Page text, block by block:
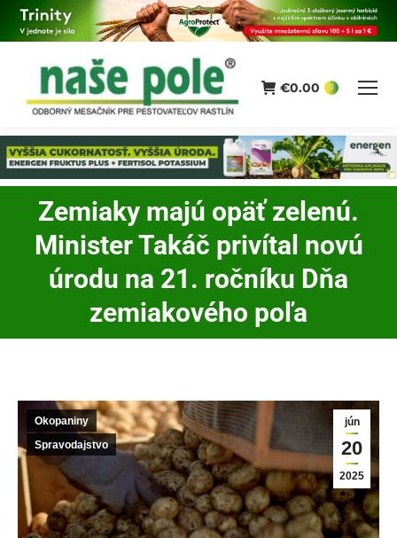
€0.00 0
Zemiaky majú opäť zelenú.
Minister Takáč privítal novú
úrodu na 21. ročníku Dňa
zemiakového poľa
You are here:
jún
20
2025
Okopaniny
Spravodajstvo